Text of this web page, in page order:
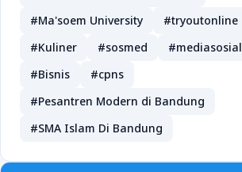
#Ma'soem University
#tryoutonline
#Kuliner
#sosmed
#mediasosial
#Bisnis
#cpns
#Pesantren Modern di Bandung
#SMA Islam Di Bandung